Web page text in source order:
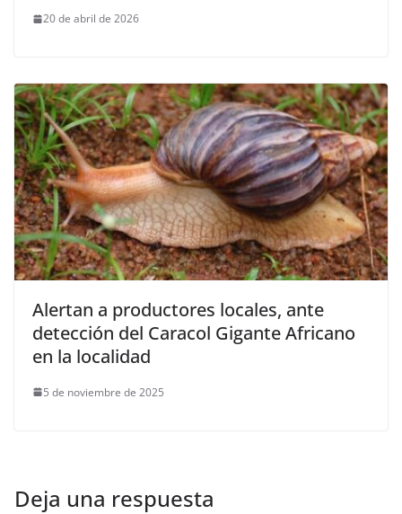
20 de abril de 2026
Alertan a productores locales, ante
detección del Caracol Gigante Africano
en la localidad
5 de noviembre de 2025
Deja una respuesta